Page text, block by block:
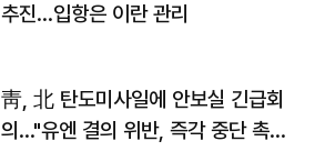
추진…입항은 이란 관리
靑, 北 탄도미사일에 안보실 긴급회
의…"유엔 결의 위반, 즉각 중단 촉